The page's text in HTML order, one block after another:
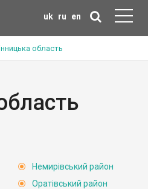
uk ru en
область
Немирівський район
Оратівський район